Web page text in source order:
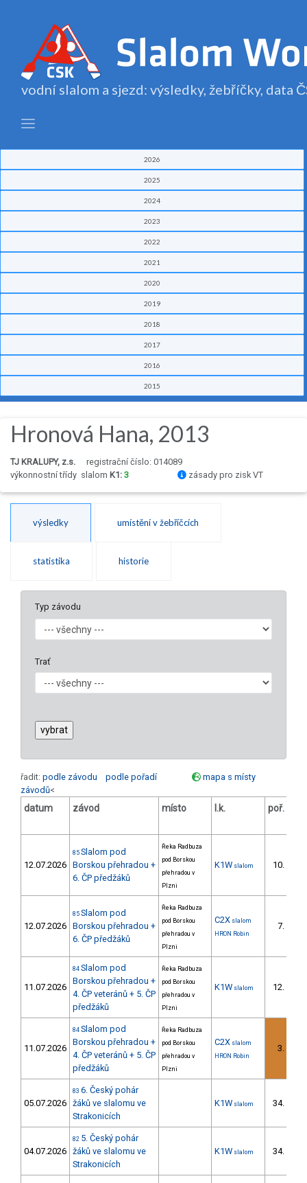
vodní slalom a sjezd: výsledky, žebříčky, data
2026
2025
2024
2023
2022
2021
2020
2019
2018
2017
2016
2015
Hronová Hana, 2013
TJ KRALUPY, z.s.
registrační číslo: 014089
výkonnostní třídy slalom K1: 3 zásady pro zisk VT
výsledky umístění v žebříčcích
statistika historie
Typ závodu
Trať
řadit: podle závodu podle pořadí
mapa s místy
závodů<
datum závod místo l.k. poř.
12.07.2026
85 Slalom pod
Borskou přehradou +
6. ČP předžáků
Řeka Radbuza
pod Borskou
přehradou v
Plzni
K1W slalom 10.
12.07.2026
85 Slalom pod
Borskou přehradou +
6. ČP předžáků
Řeka Radbuza
pod Borskou
přehradou v
Plzni
C2X slalom
HRON Robin
7.
11.07.2026
84 Slalom pod
Borskou přehradou +
4. ČP veteránů + 5. ČP
předžáků
Řeka Radbuza
pod Borskou
přehradou v
Plzni
K1W slalom 12.
11.07.2026
84 Slalom pod
Borskou přehradou +
4. ČP veteránů + 5. ČP
předžáků
Řeka Radbuza
pod Borskou
přehradou v
Plzni
C2X slalom
HRON Robin
3.
05.07.2026
83 6. Český pohár
žáků ve slalomu ve
Strakonicích
K1W slalom 34.
04.07.2026
82 5. Český pohár
žáků ve slalomu ve
Strakonicích
K1W slalom 34.